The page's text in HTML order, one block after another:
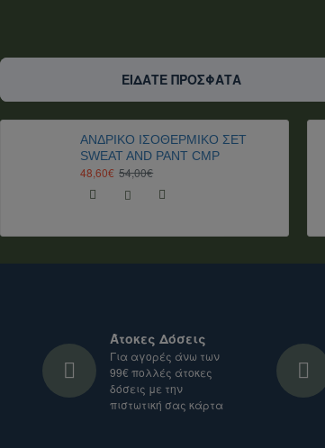
Το κόστος αποστολής ενδέχεται να
Είμαστε στη διάθεσή σας για
ΕΊΔΑΤΕ ΠΡΌΣΦΑΤΑ
ΑΝΔΡΙΚΟ ΙΣΟΘΕΡΜΙΚΟ ΣΕΤ
SWEAT AND PANT CMP
48,60€ 54,00€
Άτοκες Δόσεις
Για αγορές άνω των
99€ πολλές άτοκες
δόσεις με την
πιστωτική σας κάρτα